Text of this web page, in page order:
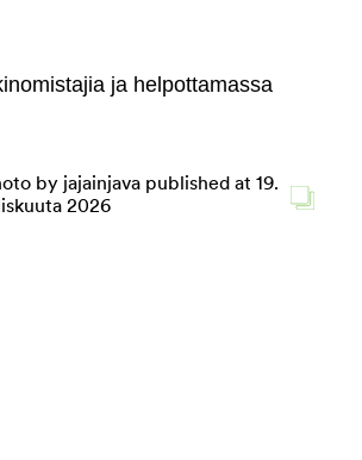
ja helpottamassa